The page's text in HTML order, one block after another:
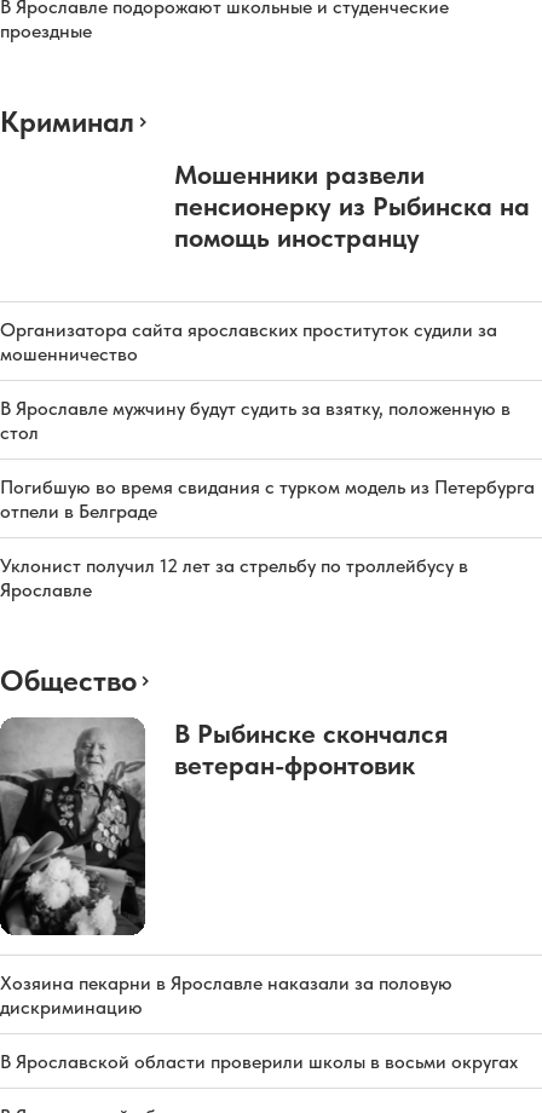
В Ярославле подорожают школьные и студенческие
проездные
Криминал
Мошенники развели
пенсионерку из Рыбинска на
помощь иностранцу
Организатора сайта ярославских проституток судили за
мошенничество
В Ярославле мужчину будут судить за взятку, положенную в
стол
Погибшую во время свидания с турком модель из Петербурга
отпели в Белграде
Уклонист получил 12 лет за стрельбу по троллейбусу в
Ярославле
Общество
В Рыбинске скончался
ветеран-фронтовик
Хозяина пекарни в Ярославле наказали за половую
дискриминацию
В Ярославской области проверили школы в восьми округах